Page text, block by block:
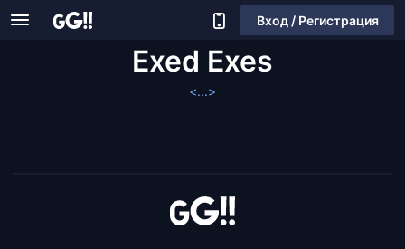
Вход / Регистрация
Exed Exes
<...>